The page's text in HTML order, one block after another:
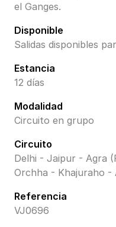
el Ganges.
Disponible
Salidas disponibles
Estancia
12 días
Modalidad
Circuito en grupo
Circuito
Delhi - Jaipur - Agra
Orchha - Khajuraho -
Referencia
VJ0696